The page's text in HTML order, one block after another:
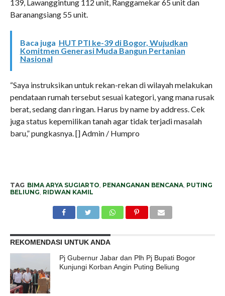
139, Lawanggintung 112 unit, Ranggamekar 65 unit dan
Baranangsiang 55 unit.
Baca juga HUT PTI ke-39 di Bogor, Wujudkan
Komitmen Generasi Muda Bangun Pertanian
Nasional
“Saya instruksikan untuk rekan-rekan di wilayah melakukan
pendataan rumah tersebut sesuai kategori, yang mana rusak
berat, sedang dan ringan. Harus by name by address. Cek
juga status kepemilikan tanah agar tidak terjadi masalah
baru,” pungkasnya. [] Admin / Humpro
TAG BIMA ARYA SUGIARTO PENANGANAN BENCANA, PUTING
BELIUNG RIDWAN KAMIL
REKOMENDASI UNTUK ANDA
Pj Gubernur Jabar dan Plh Pj Bupati Bogor
Kunjungi Korban Angin Puting Beliung